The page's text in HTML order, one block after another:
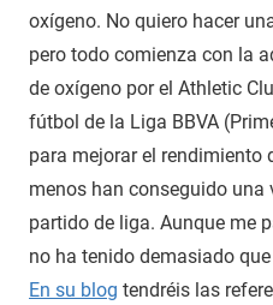
oxígeno. No quiero hacer
pero todo comienza con la
de oxígeno por el Athletic
fútbol de la Liga BBVA
para mejorar el rendimiento
menos han conseguido una
partido de liga. Aunque me
no ha tenido demasiado que
En su blog tendréis las